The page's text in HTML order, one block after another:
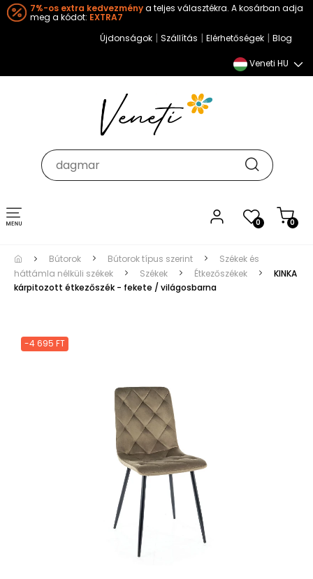
7%-os extra kedvezménya teljes választékra. A kosárban adja
meg a kódot: EXTRA7
Újdonságok | Szállítás | Elérhetőségek | Blog
Veneti HU
0 0
Toggle
navigation
Bútorok Bútorok típus szerint
Székek és
háttámla nélküli székek
Székek Étkezőszékek
KINKA
kárpitozott étkezőszék - fekete / világosbarna
-4 695 FT